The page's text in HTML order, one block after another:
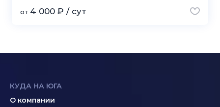
от 4 000 ₽ / сут
КУДА НА ЮГА
О компании